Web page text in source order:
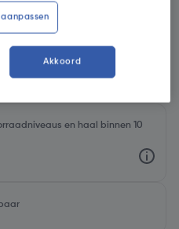
en haal binnen 10
Akkoord